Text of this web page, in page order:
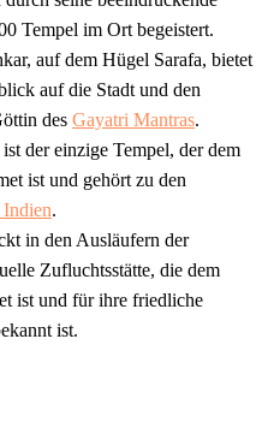
Tempel im Ort begeistert.
auf dem Hügel Sarafa, bietet
auf die Stadt und den
des Gayatri Mantras.
der einzige Tempel, der dem
ist und gehört zu den
.
in den Ausläufern der
Zufluchtsstätte, die dem
ist und für ihre friedliche
ist.